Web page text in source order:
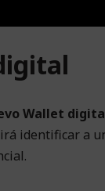
Wallet
identificar a